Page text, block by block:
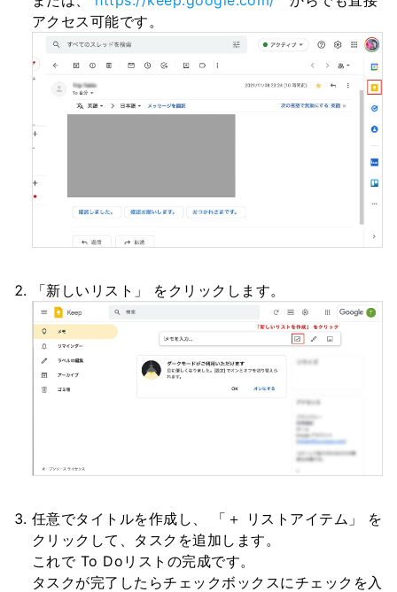
アクセス可能です。
「新しいリスト」 をクリックします。
任意でタイトルを作成し、 「＋ リストアイテム」 を
クリックして、タスクを追加します。
これで To Doリストの完成です。
タスクが完了したらチェックボックスにチェックを入